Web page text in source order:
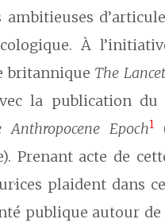
À
britannique The
la publication du
Epoch1
Prenant acte de
plaident dans
publique autour